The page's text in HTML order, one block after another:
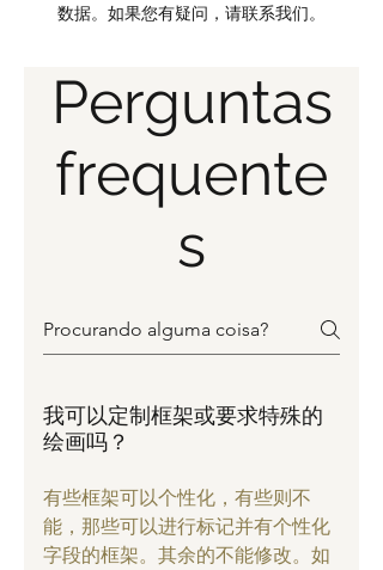
数据。如果您有疑问，请联系我们。
Perguntas
frequente
s
我可以定制框架或要求特殊的
绘画吗？
有些框架可以个性化，有些则不
能，那些可以进行标记并有个性化
字段的框架。其余的不能修改。如